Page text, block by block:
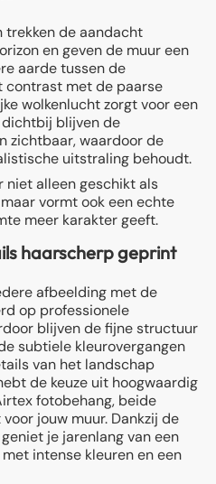
trekken de aandacht
en geven de muur een
aarde tussen de
contrast met de paarse
wolkenlucht zorgt voor een
dichtbij blijven de
zichtbaar, waardoor de
uitstraling behoudt.
niet alleen geschikt als
vormt ook een echte
meer karakter geeft.
haarscherp geprint
afbeelding met de
op professionele
blijven de fijne structuur
subtiele kleurovergangen
van het landschap
de keuze uit hoogwaardig
fotobehang, beide
jouw muur. Dankzij de
je jarenlang van een
intense kleuren en een